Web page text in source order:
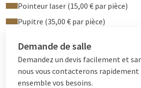
Pointeur laser (15,00 € par pièce)
Pupitre (35,00 € par pièce)
Demande de salle
Demandez un devis facilement et
nous vous contacterons
ensemble vos besoins.